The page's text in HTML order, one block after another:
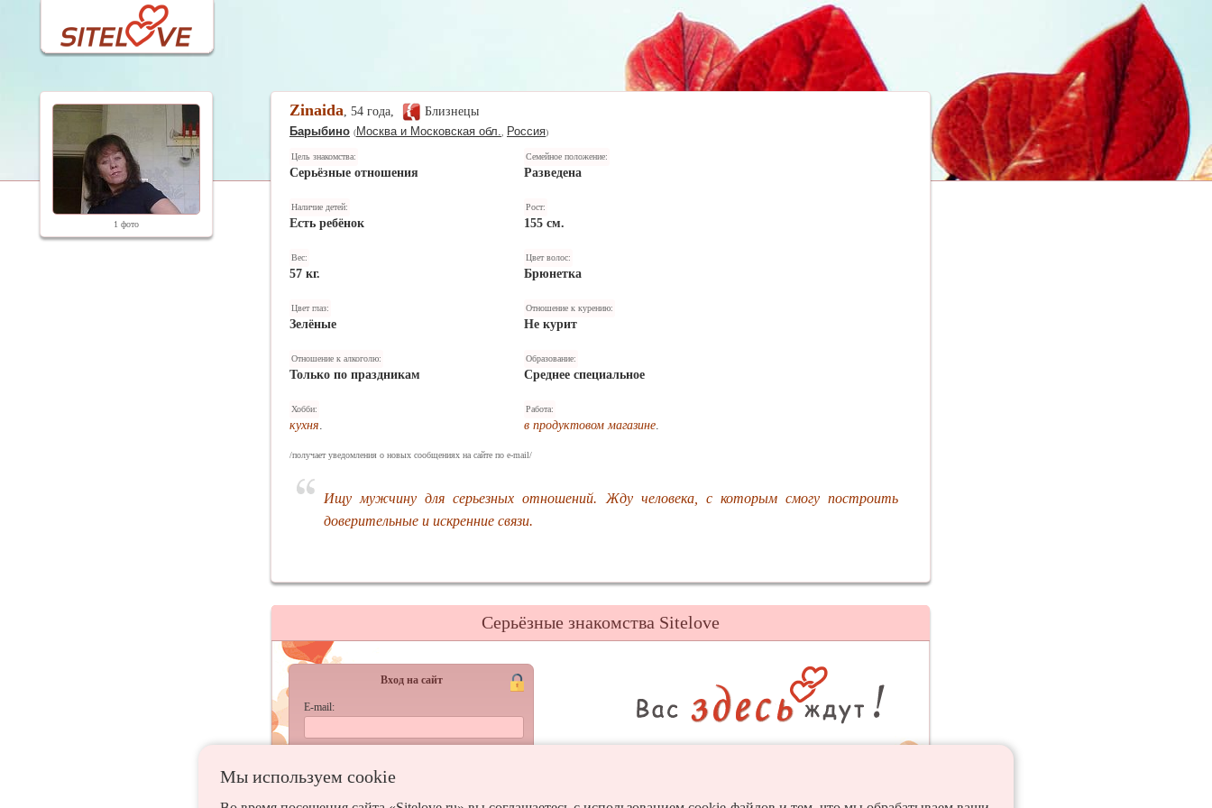
1 фото
Zinaida, 54 года,
Близнецы
Барыбино (Москва и Московская обл. Россия)
Цель знакомства:
Серьёзные отношения
Семейное положение:
Разведена
Наличие детей:
Есть ребёнок
Рост:
155 см.
Вес:
57 кг.
Цвет волос:
Брюнетка
Цвет глаз:
Зелёные
Отношение к курению:
Не курит
Отношение к алкоголю:
Только по праздникам
Образование:
Среднее специальное
Хобби:
кухня.
Работа:
в продуктовом магазине.
/получает уведомления о новых сообщениях на сайте по e-mail/
Ищу мужчину для серьезных отношений. Жду человека, с которым смогу построить
доверительные и искренние связи.
Мы используем сookie
Серьёзные знакомства Sitelove
Вход на сайт
E-mail: